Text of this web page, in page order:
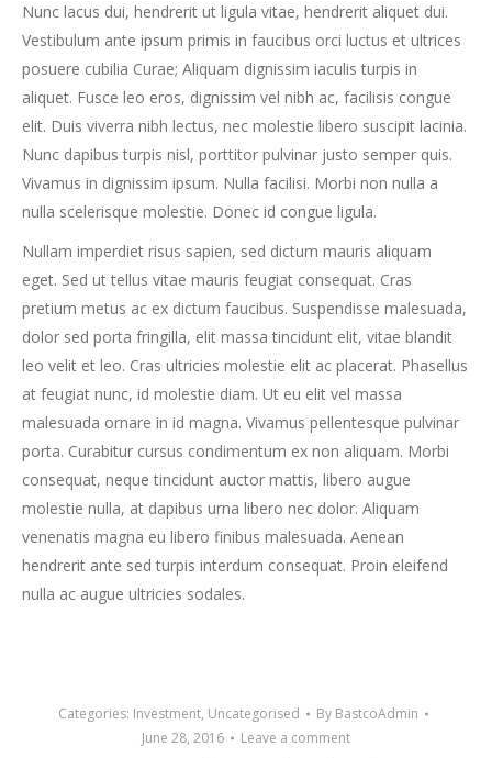
Nunc lacus dui, hendrerit ut ligula vitae, hendrerit aliquet dui.
Vestibulum ante ipsum primis in faucibus orci luctus et ultrices
posuere cubilia Curae; Aliquam dignissim iaculis turpis in
aliquet. Fusce leo eros, dignissim vel nibh ac, facilisis congue
elit. Duis viverra nibh lectus, nec molestie libero suscipit lacinia.
Nunc dapibus turpis nisl, porttitor pulvinar justo semper quis.
Vivamus in dignissim ipsum. Nulla facilisi. Morbi non nulla a
nulla scelerisque molestie. Donec id congue ligula.
Nullam imperdiet risus sapien, sed dictum mauris aliquam
eget. Sed ut tellus vitae mauris feugiat consequat. Cras
pretium metus ac ex dictum faucibus. Suspendisse malesuada,
dolor sed porta fringilla, elit massa tincidunt elit, vitae blandit
leo velit et leo. Cras ultricies molestie elit ac placerat. Phasellus
at feugiat nunc, id molestie diam. Ut eu elit vel massa
malesuada ornare in id magna. Vivamus pellentesque pulvinar
porta. Curabitur cursus condimentum ex non aliquam. Morbi
consequat, neque tincidunt auctor mattis, libero augue
molestie nulla, at dapibus urna libero nec dolor. Aliquam
venenatis magna eu libero finibus malesuada. Aenean
hendrerit ante sed turpis interdum consequat. Proin eleifend
nulla ac augue ultricies sodales.
Categories: Investment, Uncategorised By BastcoAdmin
June 28, 2016
Leave a comment